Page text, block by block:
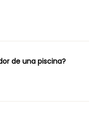
de una piscina?